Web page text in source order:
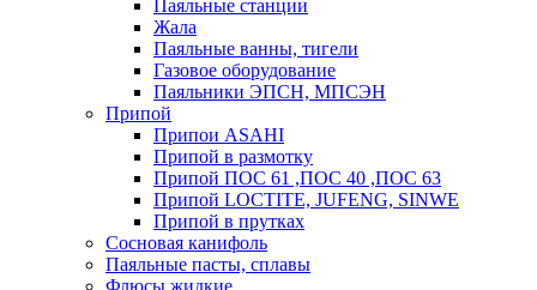
Паяльные станции
Жала
Паяльные ванны, тигели
Газовое оборудование
Паяльники ЭПСН, МПСЭН
Припой
Припои ASAHI
Припой в размотку
Припой ПОС 61 ,ПОС 40 ,ПОС 63
Припой LOCTITE, JUFENG, SINWE
Припой в прутках
Сосновая канифоль
Паяльные пасты, сплавы
Флюсы жидкие